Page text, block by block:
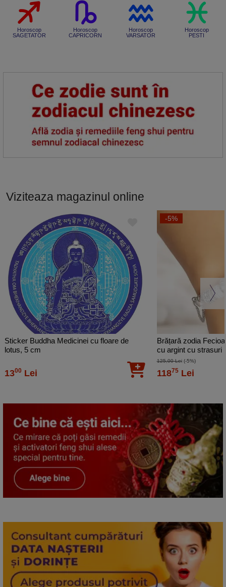
Horoscop
SAGETATOR
Horoscop
CAPRICORN
Horoscop
VARSATOR
Horoscop
PESTI
Viziteaza magazinul online
Sticker Buddha Medicinei cu floare de
lotus, 5 cm
1300 Lei
-5%
Brățară zodia
cu argint cu strasuri
inox solid de calitate
125,00 Lei(-5%)
11875Lei